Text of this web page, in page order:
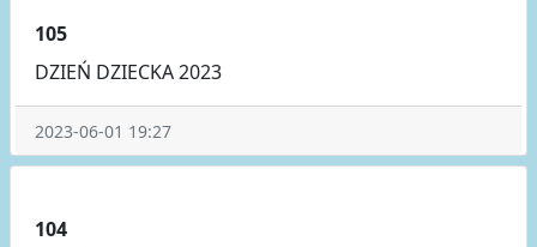
105
DZIEŃ DZIECKA 2023
2023-06-01 19:27
104